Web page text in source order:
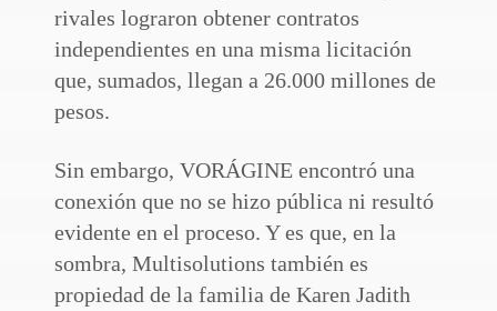
rivales lograron obtener contratos
independientes en una misma licitación
que, sumados, llegan a 26.000 millones de
pesos.
Sin embargo, VORÁGINE encontró una
conexión que no se hizo pública ni resultó
evidente en el proceso. Y es que, en la
sombra, Multisolutions también es
propiedad de la familia de Karen Jadith